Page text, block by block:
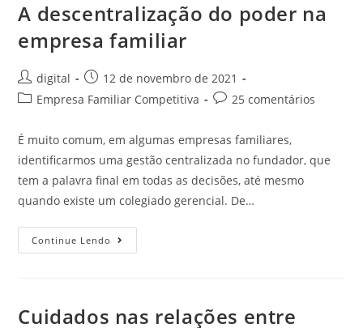
A descentralização do poder na
empresa familiar
digital
12 de novembro de 2021
Empresa Familiar Competitiva
25 comentários
É muito comum, em algumas empresas familiares,
identificarmos uma gestão centralizada no fundador, que
tem a palavra final em todas as decisões, até mesmo
quando existe um colegiado gerencial. De…
Continue Lendo
Cuidados nas relações entre